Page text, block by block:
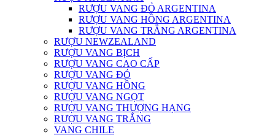
RƯỢU VANG ĐỎ ARGENTINA
RƯỢU VANG HỒNG ARGENTINA
RƯỢU VANG TRẮNG ARGENTINA
RƯỢU NEWZEALAND
RƯỢU VANG BỊCH
RƯỢU VANG CAO CẤP
RƯỢU VANG ĐỎ
RƯỢU VANG HỒNG
RƯỢU VANG NGỌT
RƯỢU VANG THƯỢNG HẠNG
RƯỢU VANG TRẮNG
VANG CHILE